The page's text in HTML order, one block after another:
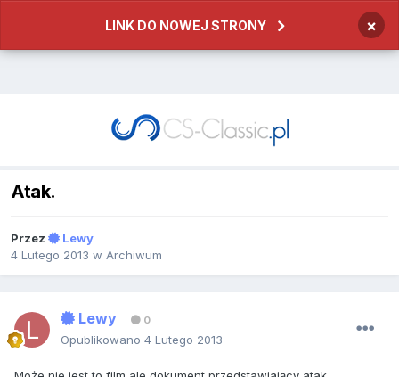
LINK DO NOWEJ STRONY ×
Atak.
Przez
Lewy
4 Lutego 2013 w Archiwum
Lewy 0
Opublikowano 4 Lutego 2013